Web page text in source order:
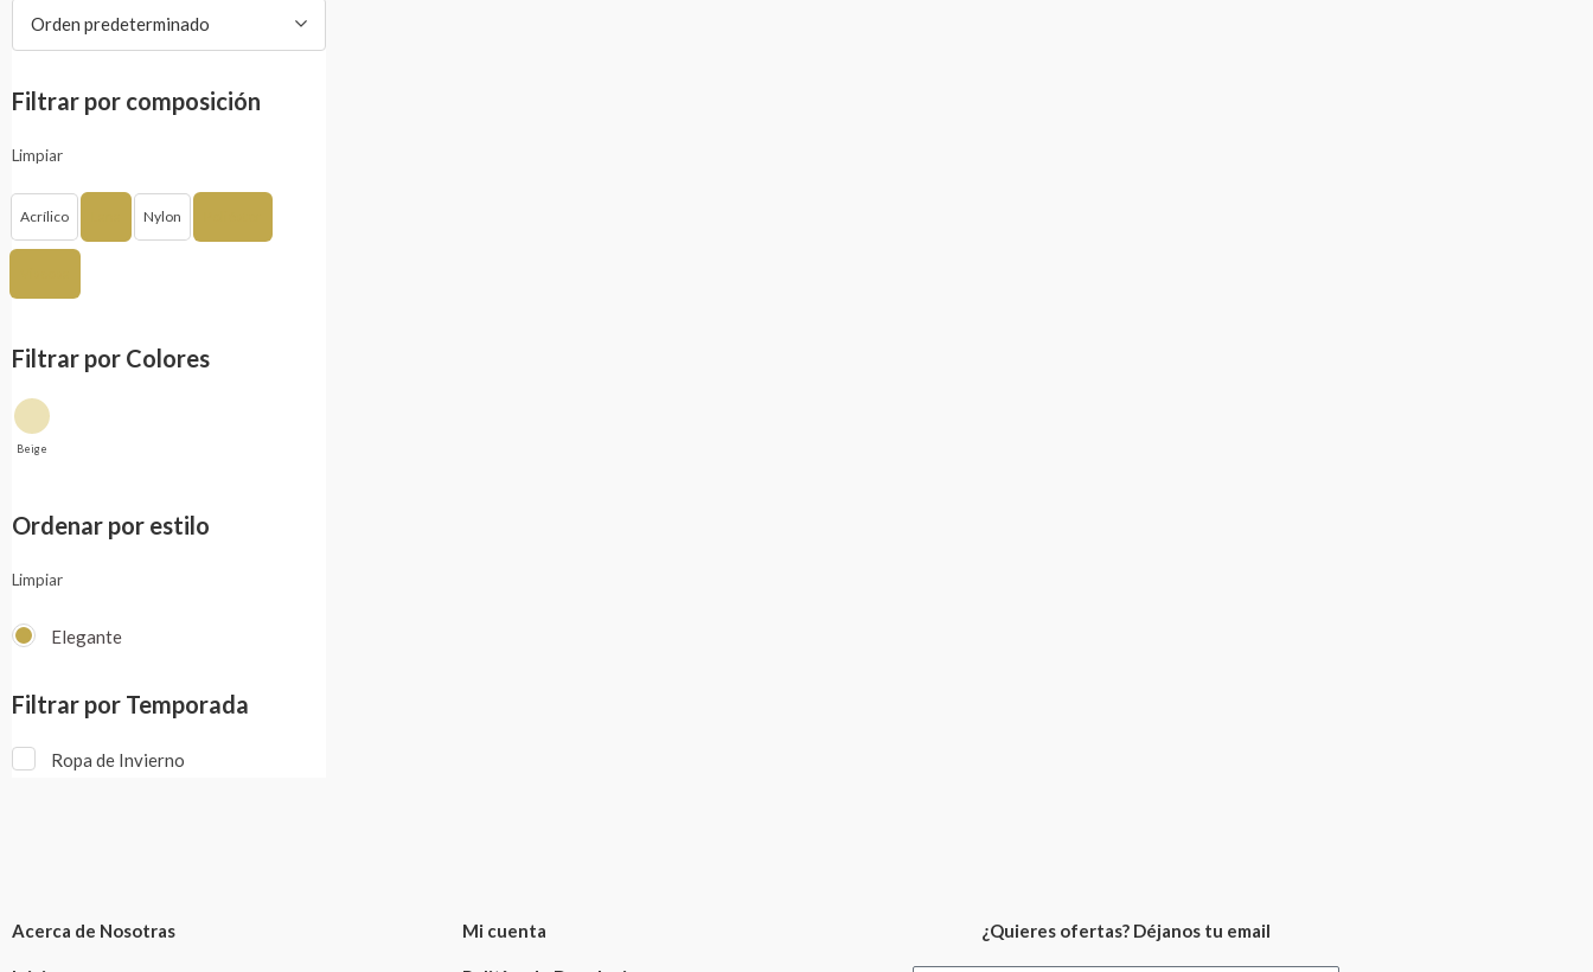
Orden predeterminado
Filtrar por composición
Limpiar
Acrílico Nylon
Filtrar por Colores
Beige
Ordenar por estilo
Limpiar
Elegante
Filtrar por Temporada
Ropa de Invierno
Acerca de Nosotras Mi cuenta ¿Quieres ofertas? Déjanos tu email